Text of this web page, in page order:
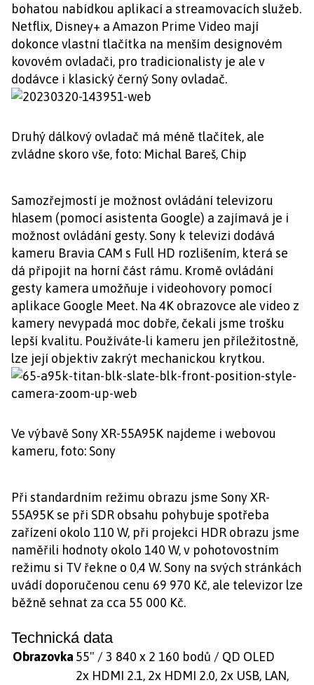
bohatou nabídkou aplikací a streamovacích služeb.
Netflix, Disney+ a Amazon Prime Video mají
dokonce vlastní tlačítka na menším designovém
kovovém ovladači, pro tradicionalisty je ale v
dodávce i klasický černý Sony ovladač.
Druhý dálkový ovladač má méně tlačítek, ale
zvládne skoro vše, foto: Michal Bareš, Chip
Samozřejmostí je možnost ovládání televizoru
hlasem (pomocí asistenta Google) a zajímavá je i
možnost ovládání gesty. Sony k televizi dodává
kameru Bravia CAM s Full HD rozlišením, která se
dá připojit na horní část rámu. Kromě ovládání
gesty kamera umožňuje i videohovory pomocí
aplikace Google Meet. Na 4K obrazovce ale video z
kamery nevypadá moc dobře, čekali jsme trošku
lepší kvalitu. Používáte-li kameru jen příležitostně,
lze její objektiv zakrýt mechanickou krytkou.
Ve výbavě Sony XR-55A95K najdeme i webovou
kameru, foto: Sony
Při standardním režimu obrazu jsme Sony XR-
55A95K se při SDR obsahu pohybuje spotřeba
zařízení okolo 110 W, při projekci HDR obrazu jsme
naměřili hodnoty okolo 140 W, v pohotovostním
režimu si TV řekne o 0,4 W. Sony na svých stránkách
uvádí doporučenou cenu 69 970 Kč, ale televizor lze
běžně sehnat za cca 55 000 Kč.
Technická data
Obrazovka 55" / 3 840 x 2 160 bodů / QD OLED
2x HDMI 2.1, 2x HDMI 2.0, 2x USB, LAN,